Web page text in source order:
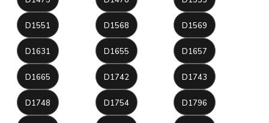
D1551 D1568 D1569
D1631 D1655 D1657
D1665 D1742 D1743
D1748 D1754 D1796